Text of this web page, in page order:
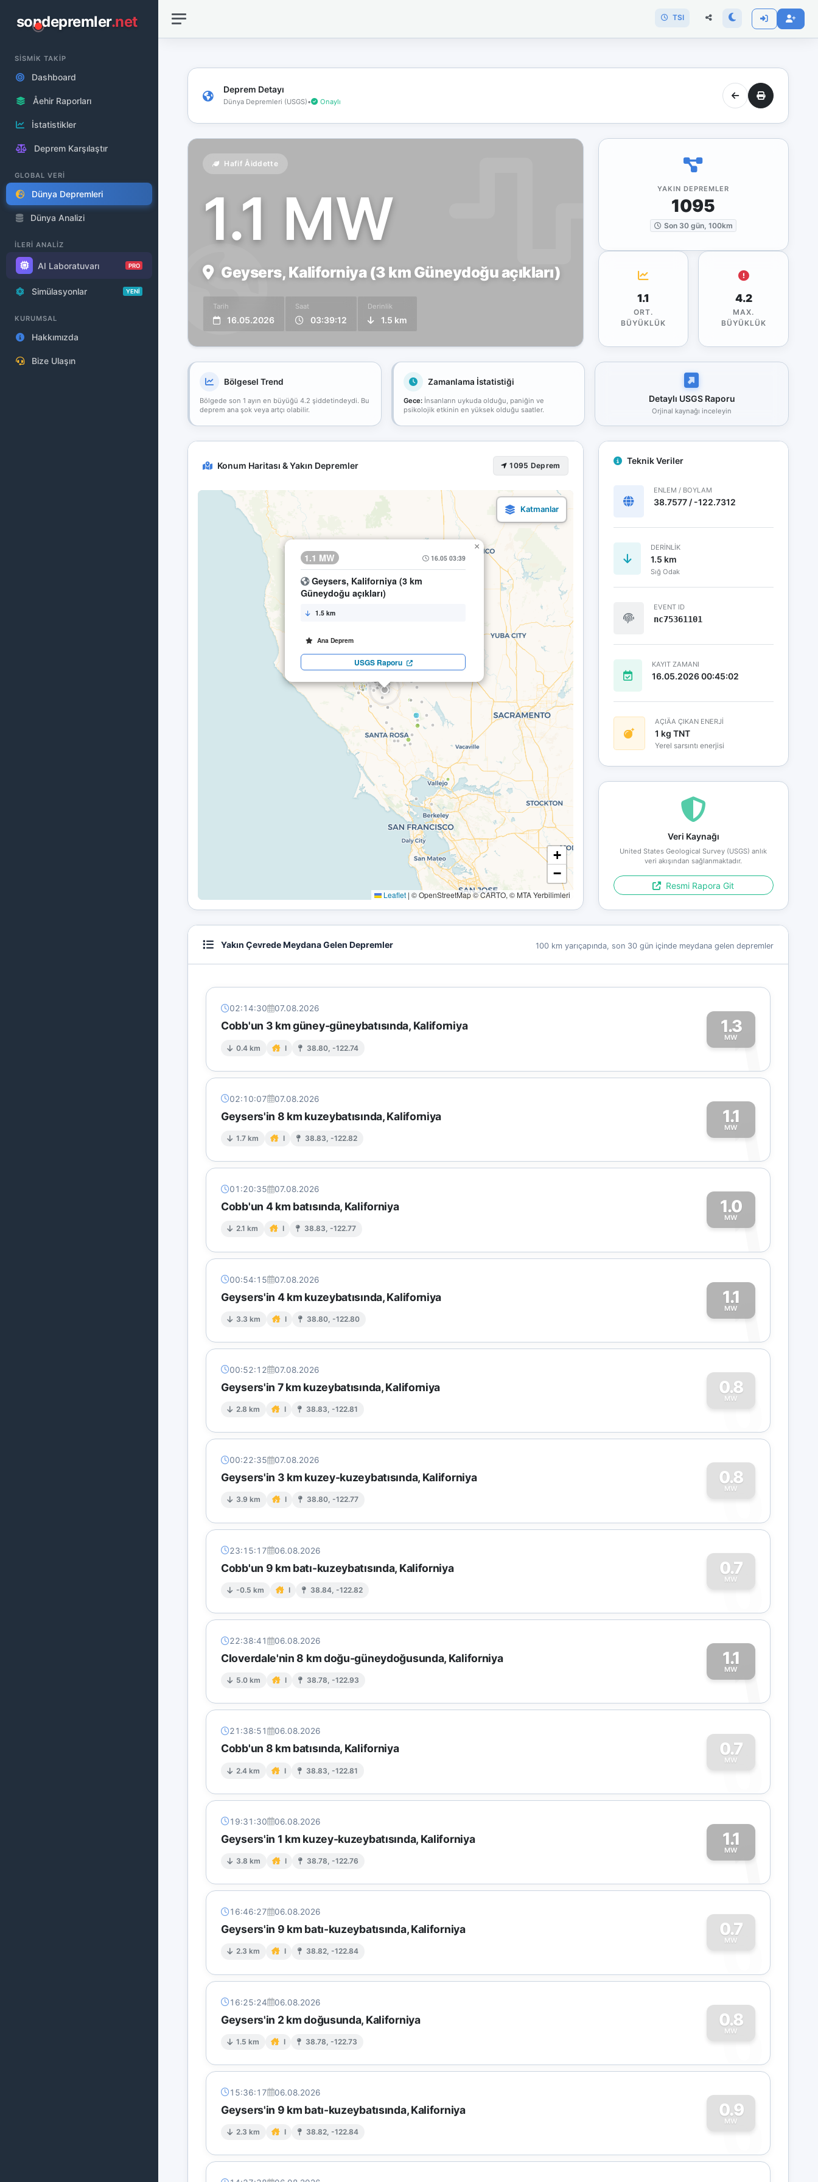
sondepremler.net
SİSMİK TAKİP
Dashboard
Åehir Raporları
İstatistikler
Deprem Karşılaştır
GLOBAL VERİ
Dünya Depremleri
Dünya Analizi
İLERİ ANALİZ
AI Laboratuvarı PRO
Simülasyonlar YENİ
KURUMSAL
Hakkımızda
Bize Ulaşın
TSI
Deprem Detayı
Dünya Depremleri (USGS)• Onaylı
Hafif Åiddette
1.1 MW
Geysers, Kaliforniya (3 km Güneydoğu açıkları)
Tarih
16.05.2026
Saat
03:39:12
Derinlik
1.5 km
YAKIN DEPREMLER
1095
Son 30 gün, 100km
1.1
ORT.
BÜYÜKLÜK
4.2
MAX.
BÜYÜKLÜK
Bölgesel Trend
Bölgede son 1 ayın en büyüğü 4.2 şiddetindeydi. Bu
deprem ana şok veya artçı olabilir.
Zamanlama İstatistiği
Gece:İnsanların uykuda olduğu, paniğin ve
psikolojik etkinin en yüksek olduğu saatler.
Detaylı USGS Raporu
Orjinal kaynağı inceleyin
Konum Haritası & Yakın Depremler 1095 Deprem
1.1 MW 16.05 03:39
Geysers, Kaliforniya (3 km
Güneydoğu açıkları)
1.5 km
Ana Deprem
USGS Raporu
×
+
−
Leaflet | © OpenStreetMap © CARTO, © MTA Yerbilimleri
Teknik Veriler
ENLEM / BOYLAM
38.7577 / -122.7312
DERINLIK
1.5 km
Sığ Odak
EVENT ID
nc75361101
KAYIT ZAMANI
16.05.2026 00:45:02
AÇIÄA ÇIKAN ENERJİ
1 kg TNT
Yerel sarsıntı enerjisi
Veri Kaynağı
United States Geological Survey (USGS) anlık
veri akışından sağlanmaktadır.
Resmi Rapora Git
Yakın Çevrede Meydana Gelen Depremler 100 km yarıçapında, son 30 gün içinde meydana gelen depremler
02:14:30 07.08.2026
Cobb'un 3 km güney-güneybatısında, Kaliforniya
0.4 km I 38.80, -122.74
1.3
MW
1
02:10:07 07.08.2026
Geysers'in 8 km kuzeybatısında, Kaliforniya
1.7 km I 38.83, -122.82
1.1
MW
1
01:20:35 07.08.2026
Cobb'un 4 km batısında, Kaliforniya
2.1 km I 38.83, -122.77
1.0
MW
1
00:54:15 07.08.2026
Geysers'in 4 km kuzeybatısında, Kaliforniya
3.3 km I 38.80, -122.80
1.1
MW
1
00:52:12 07.08.2026
Geysers'in 7 km kuzeybatısında, Kaliforniya
2.8 km I 38.83, -122.81
0.8
MW
0
00:22:35 07.08.2026
Geysers'in 3 km kuzey-kuzeybatısında, Kaliforniya
3.9 km I 38.80, -122.77
0.8
MW
0
23:15:17 06.08.2026
Cobb'un 9 km batı-kuzeybatısında, Kaliforniya
-0.5 km I 38.84, -122.82
0.7
MW
0
22:38:41 06.08.2026
Cloverdale'nin 8 km doğu-güneydoğusunda, Kaliforniya
5.0 km I 38.78, -122.93
1.1
MW
1
21:38:51 06.08.2026
Cobb'un 8 km batısında, Kaliforniya
2.4 km I 38.83, -122.81
0.7
MW
0
19:31:30 06.08.2026
Geysers'in 1 km kuzey-kuzeybatısında, Kaliforniya
3.8 km I 38.78, -122.76
1.1
MW
1
16:46:27 06.08.2026
Geysers'in 9 km batı-kuzeybatısında, Kaliforniya
2.3 km I 38.82, -122.84
0.7
MW
0
16:25:24 06.08.2026
Geysers'in 2 km doğusunda, Kaliforniya
1.5 km I 38.78, -122.73
0.8
MW
0
15:36:17 06.08.2026
Geysers'in 9 km batı-kuzeybatısında, Kaliforniya
2.3 km I 38.82, -122.84
0.9
MW
0
bağlantınız